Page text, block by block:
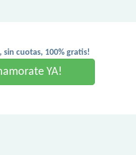
sin cuotas, 100% gratis!
YA!